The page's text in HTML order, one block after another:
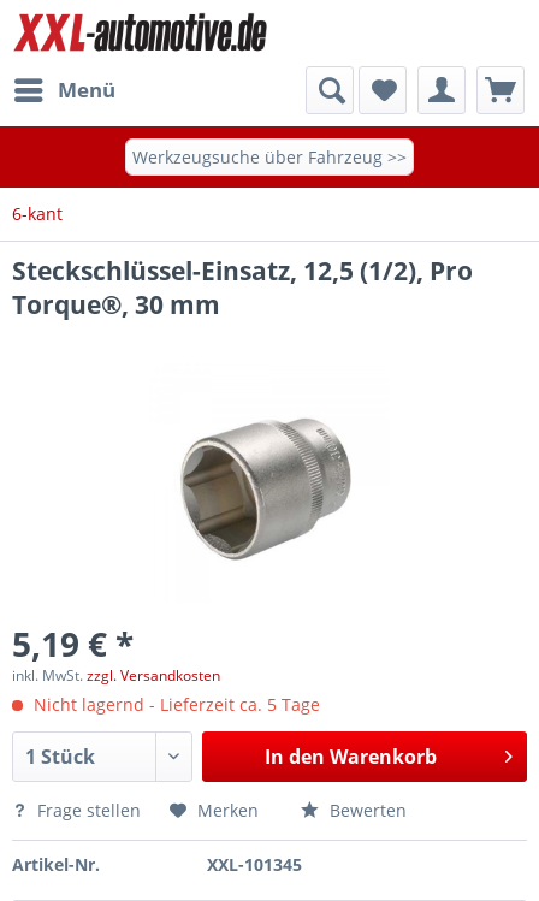
Menü
Werkzeugsuche über Fahrzeug >>
6-kant
Steckschlüssel-Einsatz, 12,5 (1/2), Pro
Torque®, 30 mm
5,19 € *
inkl. MwSt.zzgl. Versandkosten
Nicht lagernd - Lieferzeit ca. 5 Tage
In den Warenkorb
Frage stellen Merken Bewerten
Artikel-Nr. XXL-101345